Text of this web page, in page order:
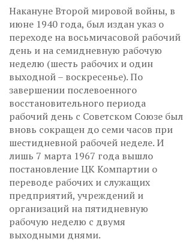
Накануне Второй мировой войны, в
июне 1940 года, был издан указ о
переходе на восьмичасовой рабочий
день и на семидневную рабочую
неделю (шесть рабочих и один
выходной – воскресенье). По
завершении послевоенного
восстановительного периода
рабочий день с Советском Союзе был
вновь сокращен до семи часов при
шестидневной рабочей неделе. И
лишь 7 марта 1967 года вышло
постановление ЦК Компартии о
переводе рабочих и служащих
предприятий, учреждений и
организаций на пятидневную
рабочую неделю с двумя
выходными днями.